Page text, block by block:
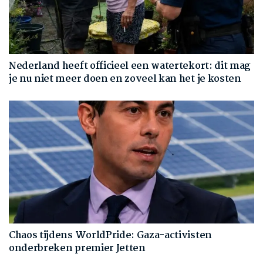
Nederland heeft officieel een watertekort: dit mag
je nu niet meer doen en zoveel kan het je kosten
Chaos tijdens WorldPride: Gaza-activisten
onderbreken premier Jetten